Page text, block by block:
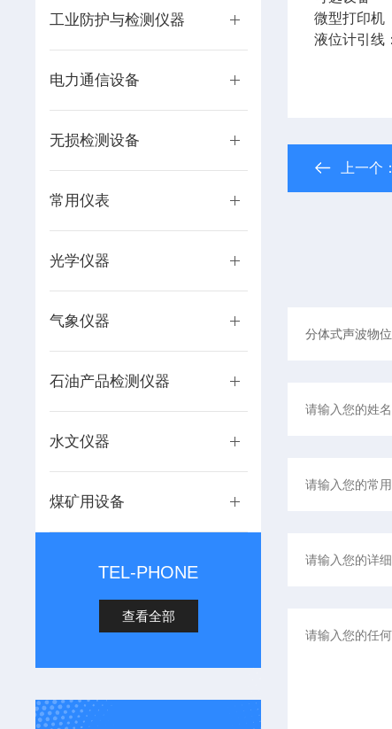
工业防护与检测仪器
电力通信设备
无损检测设备
常用仪表
光学仪器
气象仪器
石油产品检测仪器
水文仪器
煤矿用设备
TEL-PHONE
查看全部
微型打印
液位计引
上一个：